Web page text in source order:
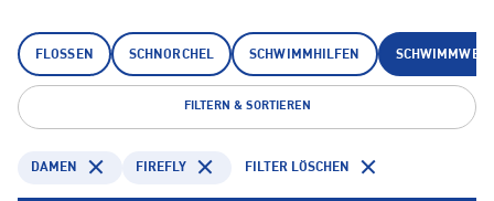
FLOSSEN SCHNORCHEL SCHWIMMHILFEN
FILTERN & SORTIEREN
DAMEN FIREFLY FILTER LÖSCHEN